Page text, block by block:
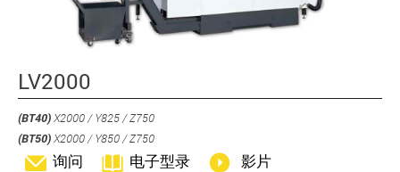
LV2000
(BT40)X2000 / Y825 / Z750
(BT50)X2000 / Y850 / Z750
询问 电子型录 影片